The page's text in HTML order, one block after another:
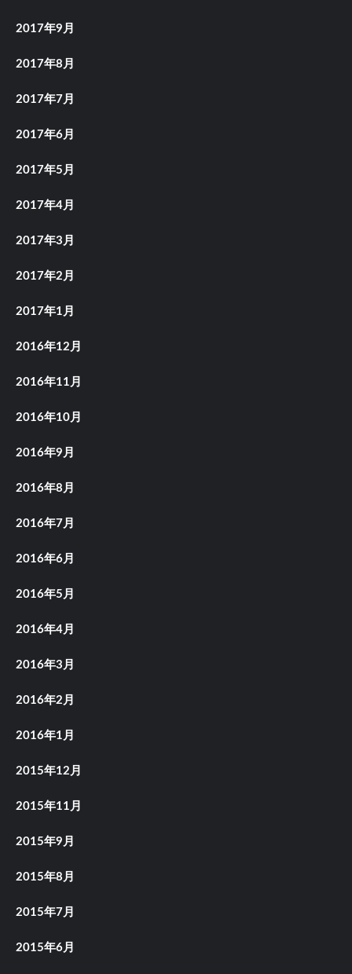
2017年9月
2017年8月
2017年7月
2017年6月
2017年5月
2017年4月
2017年3月
2017年2月
2017年1月
2016年12月
2016年11月
2016年10月
2016年9月
2016年8月
2016年7月
2016年6月
2016年5月
2016年4月
2016年3月
2016年2月
2016年1月
2015年12月
2015年11月
2015年9月
2015年8月
2015年7月
2015年6月